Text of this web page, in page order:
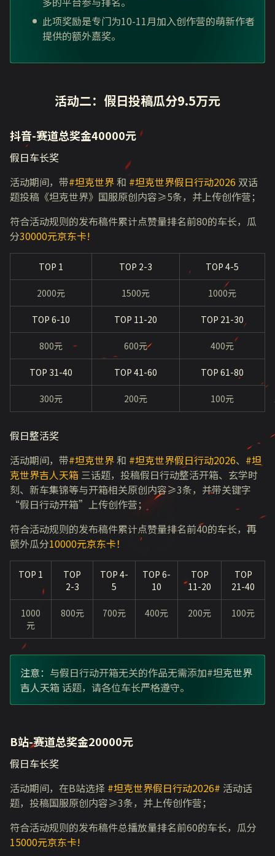
此项奖励是专门为10-11月加入创作营的萌新作者
提供的额外嘉奖。
活动二：假日投稿瓜分9.5万元
抖音-赛道总奖金40000元
假日车长奖
活动期间，带#坦克世界和 #坦克世界假日行动2026 双话
题投稿《坦克世界》国服原创内容≥5条，并上传创作营；
符合活动规则的发布稿件累计点赞量排名前80的车长，瓜
分30000元京东卡!
TOP 1 TOP 2-3 TOP 4-5
2000元 1500元 1000元
TOP 6-10 TOP 11-20 TOP 21-30
800元 600元 400元
TOP 31-40 TOP 41-60 TOP 61-80
300元 200元 100元
假日整活奖
活动期间，带#坦克世界和 #坦克世界假日行动2026、 #坦
克世界吉人天箱 三话题，投稿假日行动整活开箱、玄学时
刻、新车集锦等与开箱相关原创内容≥3条，并带关键字
“假日行动开箱”上传创作营；
符合活动规则的发布稿件累计点赞量排名前40的车长，再
额外瓜分10000元京东卡！
TOP 1
TOP
2-3
TOP 4-
5
TOP 6-
10
TOP
11-20
TOP
21-40
1000
元
800元 700元 400元 200元 100元
注意：与假日行动开箱无关的作品无需添加#坦克世界
吉人天箱 话题，请各位车长严格遵守。
B站-赛道总奖金20000元
假日车长奖
活动期间，在B站选择 #坦克世界假日行动2026# 活动话
题，投稿国服原创内容≥3条，并上传创作营；
符合活动规则的发布稿件总播放量排名前60的车长，瓜分
15000元京东卡!